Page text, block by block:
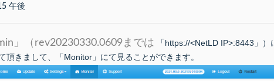
午後
」（rev20230330.0609までは 「https://<NetLD IP>:8443」）
頂きまして、「Monitor」にて見ることができます。